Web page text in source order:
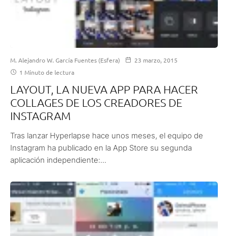
M. Alejandro W. García Fuentes (Esfera)
23 marzo, 2015
1 Minuto de lectura
LAYOUT, LA NUEVA APP PARA HACER
COLLAGES DE LOS CREADORES DE
INSTAGRAM
Tras lanzar Hyperlapse hace unos meses, el equipo de
Instagram ha publicado en la App Store su segunda
aplicación independiente:...